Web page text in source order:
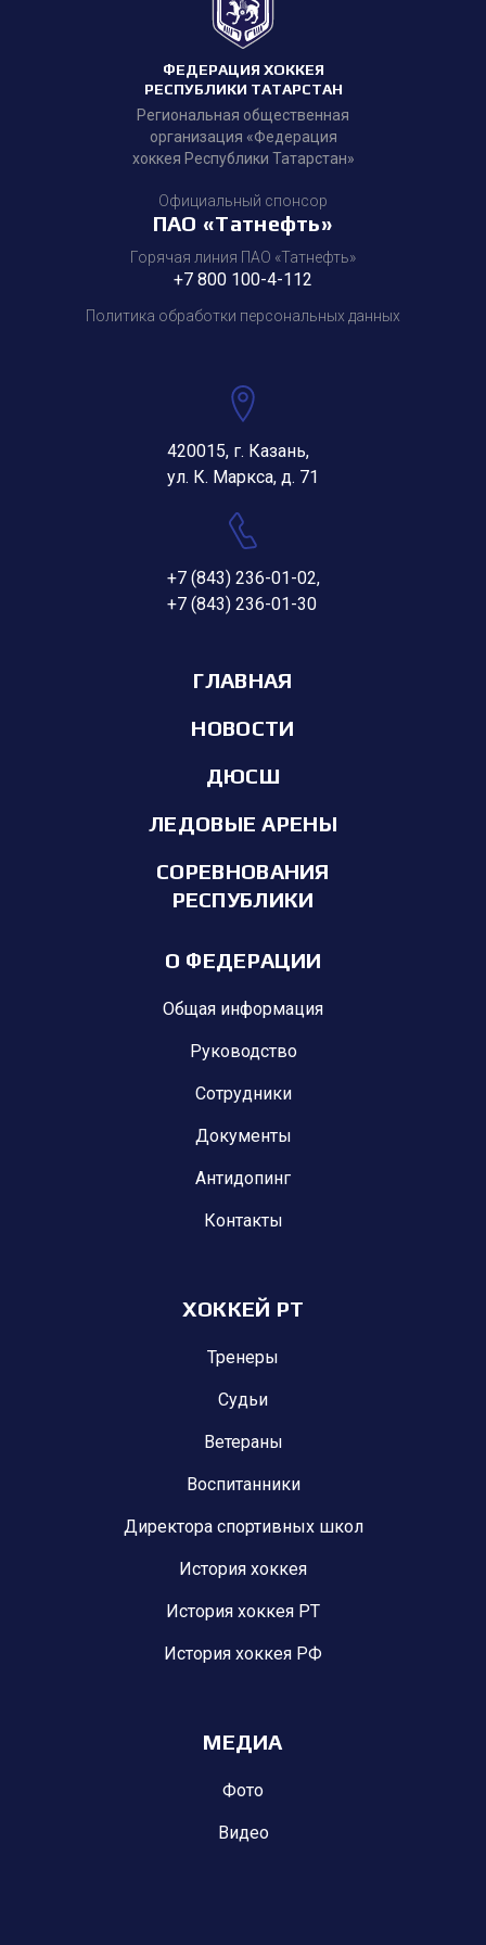
ФЕДЕРАЦИЯ ХОККЕЯ
РЕСПУБЛИКИ ТАТАРСТАН
Региональная общественная
организация «Федерация
хоккея Республики Татарстан»
Официальный спонсор
ПАО «Татнефть»
Горячая линия ПАО «Татнефть»
+7 800 100-4-112
Политика обработки персональных данных
420015, г. Казань,
ул. К. Маркса, д. 71
+7 (843) 236-01-02,
+7 (843) 236-01-30
ГЛАВНАЯ
НОВОСТИ
ДЮСШ
ЛЕДОВЫЕ АРЕНЫ
СОРЕВНОВАНИЯ
РЕСПУБЛИКИ
О ФЕДЕРАЦИИ
Общая информация
Руководство
Сотрудники
Документы
Антидопинг
Контакты
ХОККЕЙ РТ
Тренеры
Судьи
Ветераны
Воспитанники
Директора спортивных школ
История хоккея
История хоккея РТ
История хоккея РФ
МЕДИА
Фото
Видео